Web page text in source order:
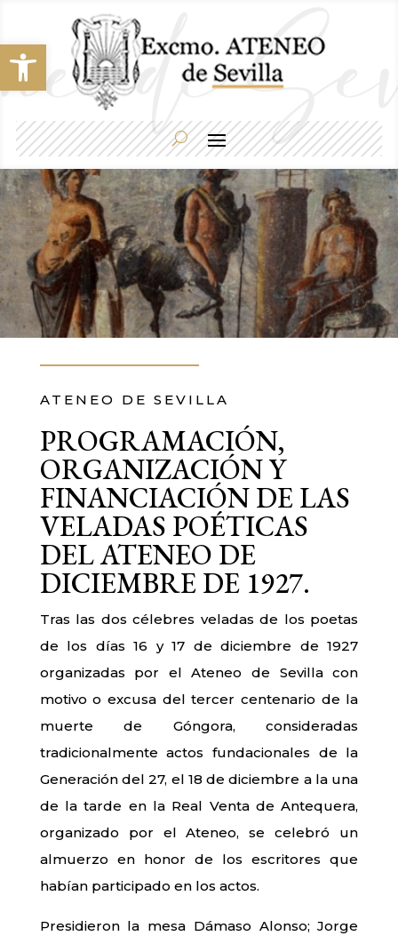
Abrir barra de herramientas
ATENEO DE SEVILLA
PROGRAMACIÓN,
ORGANIZACIÓN Y
FINANCIACIÓN DE LAS
VELADAS POÉTICAS
DEL ATENEO DE
DICIEMBRE DE 1927.
Tras las dos célebres veladas de los poetas
de los días 16 y 17 de diciembre de 1927
organizadas por el Ateneo de Sevilla con
motivo o excusa del tercer centenario de la
muerte de Góngora, consideradas
tradicionalmente actos fundacionales de la
Generación del 27, el 18 de diciembre a la una
de la tarde en la Real Venta de Antequera,
organizado por el Ateneo, se celebró un
almuerzo en honor de los escritores que
habían participado en los actos.
Presidieron la mesa Dámaso Alonso; Jorge